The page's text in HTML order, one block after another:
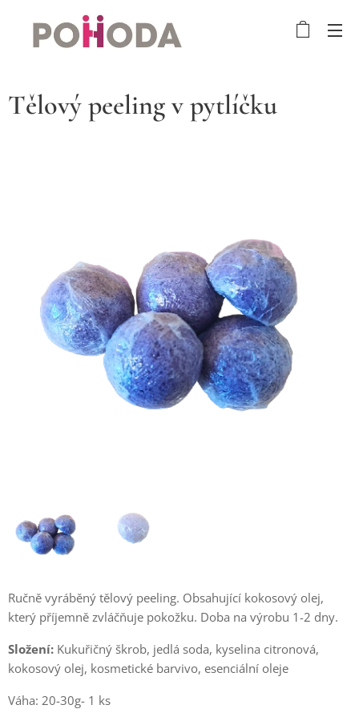
Tělový peeling v pytlíčku
Ručně vyráběný tělový peeling. Obsahující kokosový olej,
který příjemně zvláčňuje pokožku. Doba na výrobu 1-2 dny.
Složení: Kukuřičný škrob, jedlá soda, kyselina citronová,
kokosový olej, kosmetické barvivo, esenciální oleje
Váha: 20-30g- 1 ks